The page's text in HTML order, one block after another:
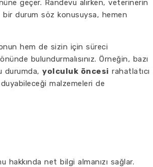
geçer. Randevu alırken, veterinerin
durum söz konusuysa, hemen
hem de sizin için süreci
bulundurmalısınız. Örneğin, bazı
durumda, yolculuk öncesi rahatlatıcı
malzemeleri de
hakkında net bilgi almanızı sağlar.